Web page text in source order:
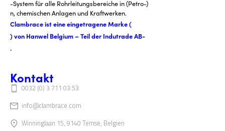
-System für alle Rohrleitungsbereiche in (Petro-)
n, chemischen Anlagen und Kraftwerken.
Clambrace ist eine eingetragene Marke (
) von Hanwel Belgium – Teil der Indutrade AB-
.
Kontakt
0032 (0) 3 711 03 53
info@clambrace.com
Winninglaan 15, 9140 Temse, Belgien